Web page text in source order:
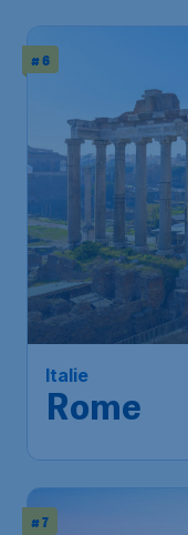
# 6
Italie
Rome
# 7